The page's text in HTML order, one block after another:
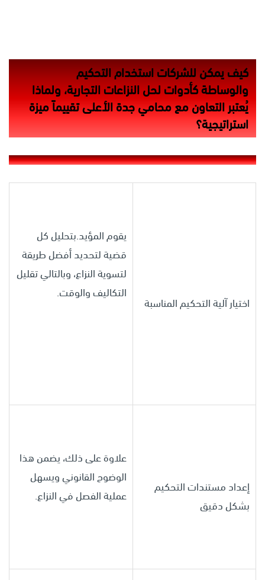
كيف يمكن للشركات استخدام التحكيم
والوساطة كأدوات لحل النزاعات التجارية، ولماذا
يُعتبر التعاون مع محامي جدة الأعلى تقييماً ميزة
استراتيجية؟
اختيار آلية التحكيم المناسبة
يقوم المؤيد.بتحليل كل
قضية لتحديد أفضل طريقة
لتسوية النزاع، وبالتالي تقليل
التكاليف والوقت.
إعداد مستندات التحكيم
بشكل دقيق
علاوة على ذلك، يضمن هذا
الوضوح القانوني ويسهل
عملية الفصل في النزاع.